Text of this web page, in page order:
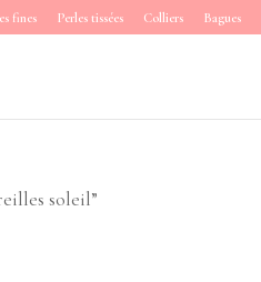
fines Perles tissées Colliers Bagues
soleil”